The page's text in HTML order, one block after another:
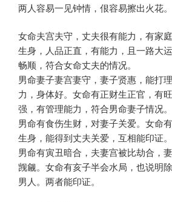
两人容易一见钟情，佷容易擦出火花。
女命夫宫夫守，丈夫很有能力，有家
生身，人品正直，有能力，且一路大
畅顺，符合女命丈夫的情况。
男命妻子妻宫妻守，妻子贤惠，能打
力，身体好。女命有正财生正官，有
强，有管理能力，符合男命妻子情况。
男命有食伤生财，对妻子关爱。女命
生身，能得到丈夫关爱，互相能印证。
男命有寅丑暗合，夫妻宫被比劫合，
觊觎。女命有亥子半会水局，也说明
男人。两者能印证。